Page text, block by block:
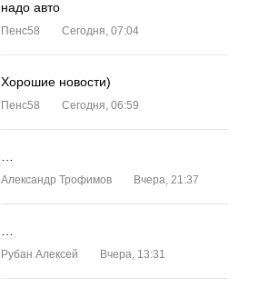
надо авто
Пенс58 Сегодня, 07:04
Хорошие новости)
Пенс58 Сегодня, 06:59
Александр Трофимов Вчера, 21:37
Рубан Алексей Вчера, 13:31